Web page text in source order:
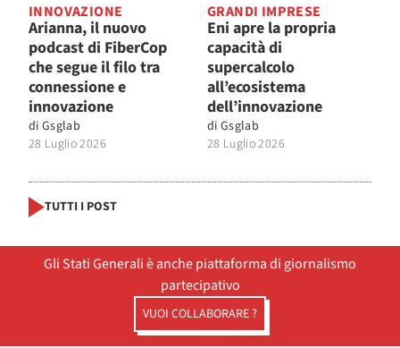
INNOVAZIONE
Arianna, il nuovo
podcast di FiberCop
che segue il filo tra
connessione e
innovazione
di Gsglab
28 Luglio 2026
GRANDI IMPRESE
Eni apre la propria
capacità di
supercalcolo
all’ecosistema
dell’innovazione
di Gsglab
28 Luglio 2026
TUTTI I POST
Gli Stati Generali è anche piattaforma di giornalismo
partecipativo
VUOI COLLABORARE ?